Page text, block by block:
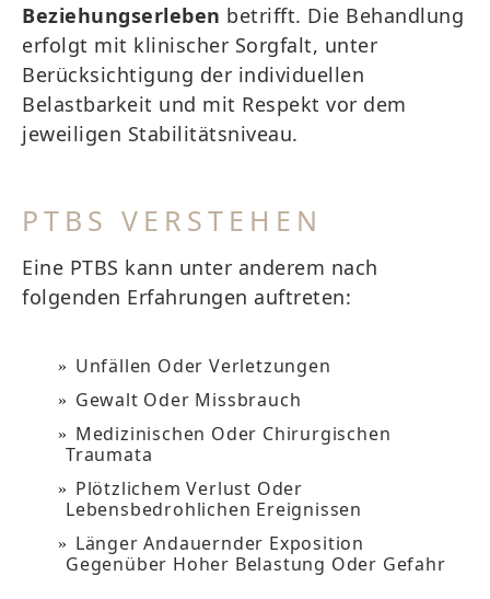
Beziehungserleben betrifft. Die Behandlung
erfolgt mit klinischer Sorgfalt, unter
Berücksichtigung der individuellen
Belastbarkeit und mit Respekt vor dem
jeweiligen Stabilitätsniveau.
PTBS VERSTEHEN
Eine PTBS kann unter anderem nach
folgenden Erfahrungen auftreten:
Unfällen Oder Verletzungen
Gewalt Oder Missbrauch
Medizinischen Oder Chirurgischen
Traumata
Plötzlichem Verlust Oder
Lebensbedrohlichen Ereignissen
Länger Andauernder Exposition
Gegenüber Hoher Belastung Oder Gefahr